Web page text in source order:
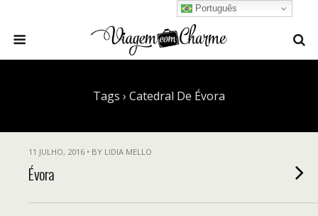
Tags › Catedral De Évora
11 JULHO, 2016 • BY LIDIA MELLO
Évora
Português